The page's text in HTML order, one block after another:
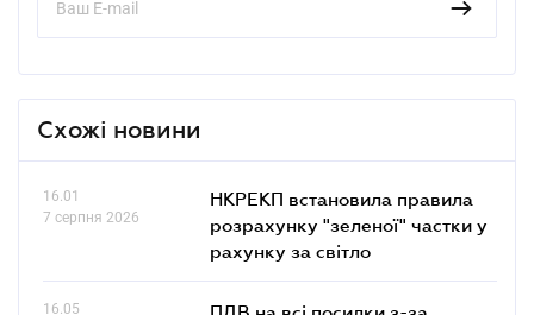
Схожі новини
16.01
7 серпня 2026
НКРЕКП встановила правила
розрахунку "зеленої" частки у
рахунку за світло
16.05